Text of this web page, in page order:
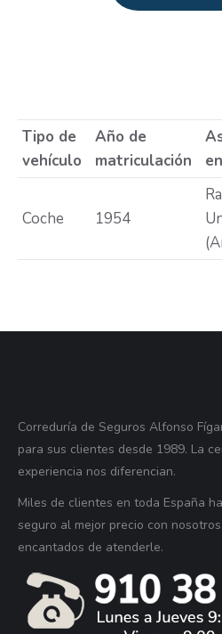
Tipo de
vehículo
Año de
matriculación
Coche 1954
Correduría de Seguros Alfonso
para sus clientes desde 1989. La
experiencia nos diferencian.
Miles de clientes en toda España
seguro al mejor precio con
encantados de atenderle.